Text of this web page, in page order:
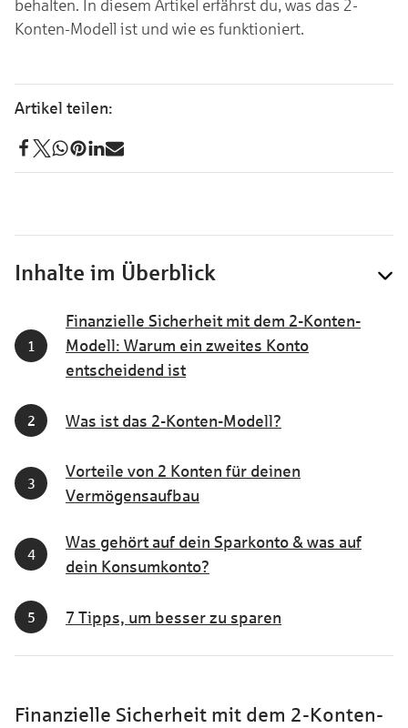
behalten. In diesem Artikel erfährst du, was das 2-
Konten-Modell ist und wie es funktioniert.
Inhalte im Überblick
Finanzielle Sicherheit mit dem 2-Konten-
Modell: Warum ein zweites Konto
entscheidend ist
Was ist das 2-Konten-Modell?
Vorteile von 2 Konten für deinen
Vermögensaufbau
Was gehört auf dein Sparkonto & was auf
dein Konsumkonto?
7 Tipps, um besser zu sparen
Finanzielle Sicherheit mit dem 2-Konten-